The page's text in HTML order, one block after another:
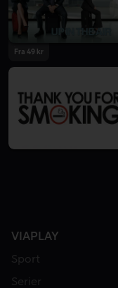
Fra 49 kr
VIAPLAY
Sport
Serier